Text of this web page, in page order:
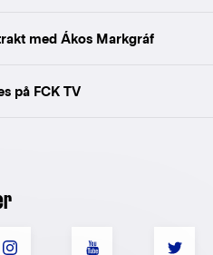
med Ákos Markgráf
på FCK TV